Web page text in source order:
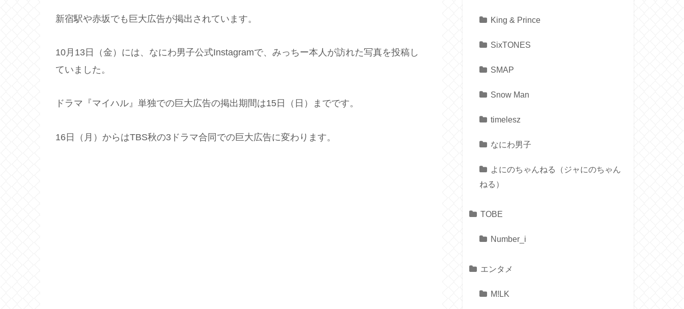
新宿駅や赤坂でも巨大広告が掲出されています。
10月13日（金）には、なにわ男子公式Instagramで、みっちー本人が訪れた写真を投稿し
ていました。
ドラマ『マイハル』単独での巨大広告の掲出期間は15日（日）までです。
16日（月）からはTBS秋の3ドラマ合同での巨大広告に変わります。
King & Prince
SixTONES
SMAP
Snow Man
timelesz
なにわ男子
よにのちゃんねる（ジャにのちゃん
ねる）
TOBE
Number_i
エンタメ
M!LK